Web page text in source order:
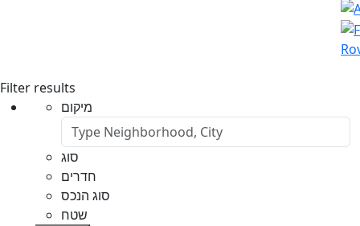
Filter results
מיקום
סוג
חדרים
סוג הנכס
שטח